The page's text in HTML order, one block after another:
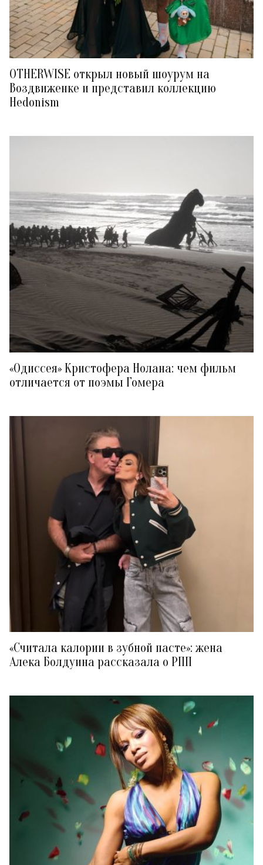
OTHERWISE открыл новый шоурум на
Воздвиженке и представил коллекцию
Hedonism
«Одиссея» Кристофера Нолана: чем фильм
отличается от поэмы Гомера
«Считала калории в зубной пасте»: жена
Алека Болдуина рассказала о РПП